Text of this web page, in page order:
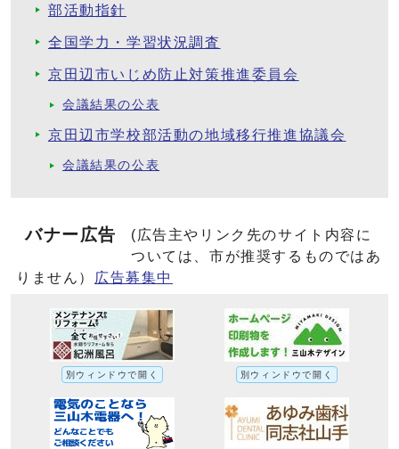
部活動指針
全国学力・学習状況調査
京田辺市いじめ防止対策推進委員会
会議結果の公表
京田辺市学校部活動の地域移行推進協議会
会議結果の公表
バナー広告
(広告主やリンク先のサイト内容に
ついては、市が推奨するものではあ
りません）
広告募集中
別ウィンドウで開く 別ウィンドウで開く